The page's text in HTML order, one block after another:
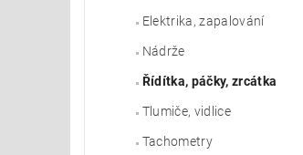
Elektrika, zapalování
Nádrže
Řídítka, páčky, zrcátka
Tlumiče, vidlice
Tachometry